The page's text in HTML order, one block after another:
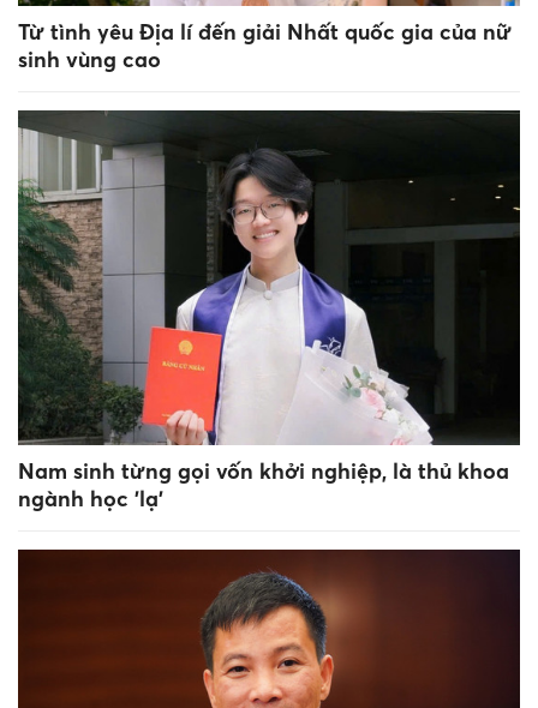
Từ tình yêu Địa lí đến giải Nhất quốc gia của nữ
sinh vùng cao
Nam sinh từng gọi vốn khởi nghiệp, là thủ khoa
ngành học 'lạ'